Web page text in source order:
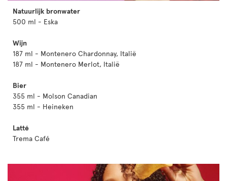
Natuurlijk bronwater
500 ml - Eska
Wijn
187 ml - Montenero Chardonnay, Italië
187 ml - Montenero Merlot, Italië
Bier
355 ml - Molson Canadian
355 ml - Heineken
Latté
Trema Café